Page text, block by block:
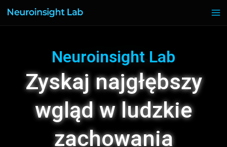
Neuroinsight Lab
Zyskaj najgłębszy
wgląd w ludzkie
zachowania